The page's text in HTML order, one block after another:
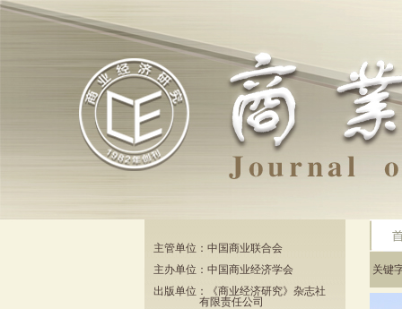
主管单位：中国商业联合会
主办单位：中国商业经济学会
出版单位：《商业经济研究》杂志社
有限责任公司
关键